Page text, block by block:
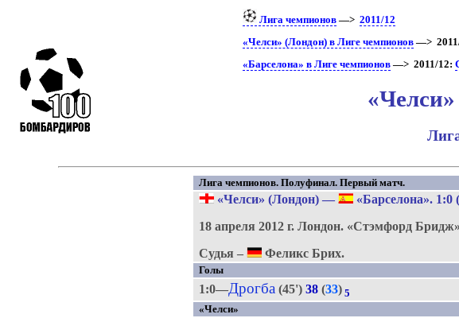
Лига чемпионов —>2011/12
«Челси» (Лондон) в Лиге чемпионов —>
«Барселона» в Лиге чемпионов —> 2011/12:
Лига чемпионов. Полуфинал. Первый матч.
«Челси» (Лондон) — «Барселона». 1:0
18 апреля 2012 г.Лондон. «Стэмфорд
Судья –
Феликс Брих.
Голы
1:0—Дрогба (45')38 (33) 5
«Челси»